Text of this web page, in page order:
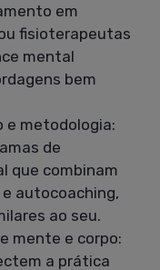
em
fisioterapeutas
mental
bem
e metodologia:
de
que combinam
autocoaching,
ao seu.
mente e corpo:
a prática